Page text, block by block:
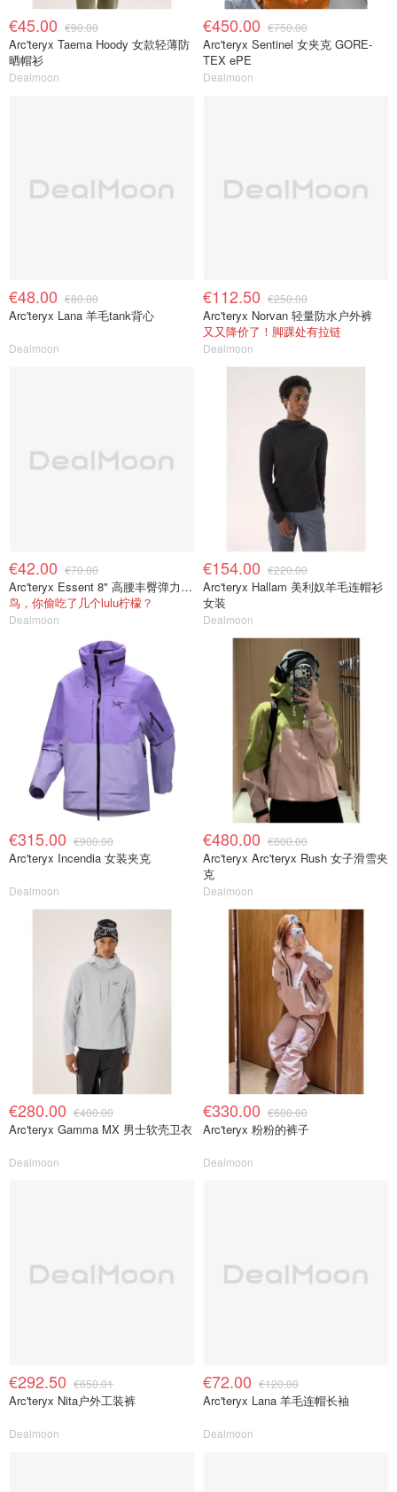
€45.00 €90.00
Arc'teryx Taema Hoody 女款轻薄防
晒帽衫
Dealmoon
€450.00 €750.00
Arc'teryx Sentinel 女夹克 GORE-
TEX ePE
Dealmoon
€48.00 €80.00
Arc'teryx Lana 羊毛tank背心
Dealmoon
€112.50 €250.00
Arc'teryx Norvan 轻量防水户外裤
又又降价了！脚踝处有拉链
Dealmoon
€42.00 €70.00
Arc'teryx Essent 8" 高腰丰臀弹力短裤
鸟，你偷吃了几个lulu柠檬？
Dealmoon
€154.00 €220.00
Arc'teryx Hallam 美利奴羊毛连帽衫
女装
Dealmoon
€315.00 €900.00
Arc'teryx Incendia 女装夹克
Dealmoon
€480.00 €800.00
Arc'teryx Arc'teryx Rush 女子滑雪夹
克
Dealmoon
€280.00 €400.00
Arc'teryx Gamma MX 男士软壳卫衣
Dealmoon
€330.00 €600.00
Arc'teryx 粉粉的裤子
Dealmoon
€292.50 €650.01
Arc'teryx Nita户外工装裤
Dealmoon
€72.00 €120.00
Arc'teryx Lana 羊毛连帽长袖
Dealmoon